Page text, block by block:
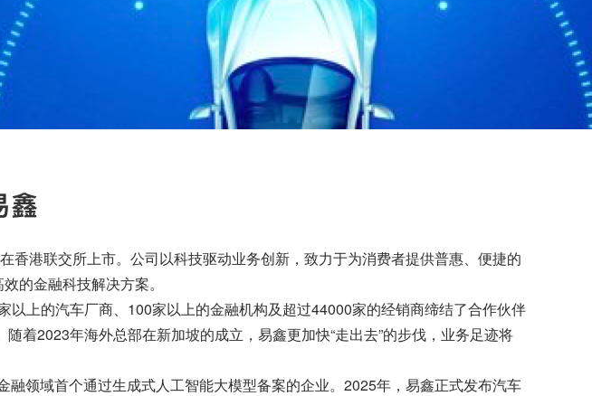
港联交所上市。公司以科技驱动业务创新，致力于为消费者提供普惠、便捷的
的金融科技解决方案。
上的汽车厂商、100家以上的金融机构及超过44000家的经销商缔结了合作伙伴
着2023年海外总部在新加坡的成立，易鑫更加快“走出去”的步伐，业务足迹将
领域首个通过生成式人工智能大模型备案的企业。2025年，易鑫正式发布汽车